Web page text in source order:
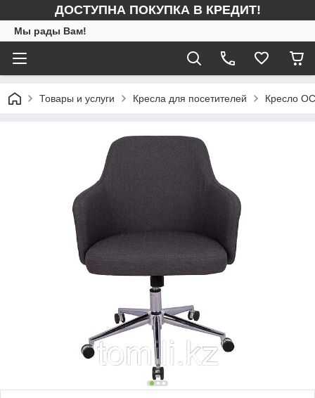
ДОСТУПНА ПОКУПКА В КРЕДИТ!
Мы рады Вам!
Товары и услуги Кресла для посетителей Кресло